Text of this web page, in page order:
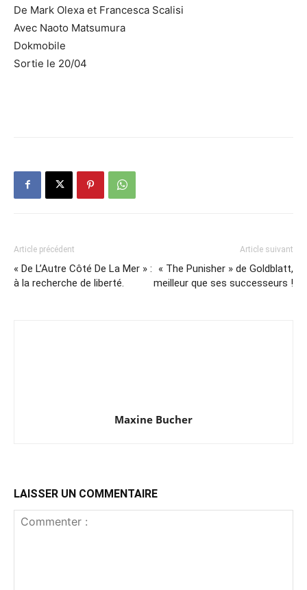
De Mark Olexa et Francesca Scalisi
Avec Naoto Matsumura
Dokmobile
Sortie le 20/04
Article précédent
« De L’Autre Côté De La Mer » :
à la recherche de liberté.
Article suivant
« The Punisher » de Goldblatt,
meilleur que ses successeurs !
Maxine Bucher
LAISSER UN COMMENTAIRE